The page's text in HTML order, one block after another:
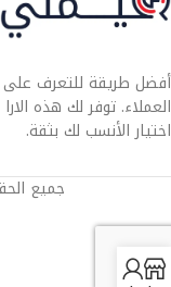
أفضل طريقة للتعرف على
العملاء. توفر لك هذه
اختيار الأنسب لك بثقة.
جميع الحقوق